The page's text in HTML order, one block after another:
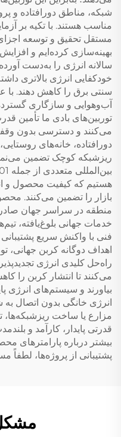
شبکه، مناطق دورافتاده و
مناسب هستند. با تکیه بر
مستقل تحقیق و توسعه اجزای
سالانه انرژی را به‌دست
خودکفایی انرژی بالاتری
سنتی برق را کاهش دهند. با
آب‌وهوایی و سازگاری
توربین‌های بادی ما تأمین
می‌کنند و دسترسی بدون
دورافتاده، خانه‌های
ریزشبکه کوچک تضمین
هستیم که کیفیت محصول و
منطقه در سراسر جهان
خدمات جهانی بلوغ‌یافته،
فنی با واکنش سریع
اهداف دوگانه کربن جهانی،
راه‌حل کلیدی انرژی
می‌کنند تا انتشار کربن را
بیاورند و سیستم‌های انرژی
انرژی خانگی بدون اتصال به
مزارع یا ساخت ریزشبکه‌ها،
قدرتی پایدار، کارآمد و
بیشتر درباره پارامترهای
پشتیبانی از پروژه‌ها، لطفاً